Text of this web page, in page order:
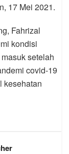
17 Mei 2021.
Fahrizal
kondisi
setelah
covid-19
kesehatan